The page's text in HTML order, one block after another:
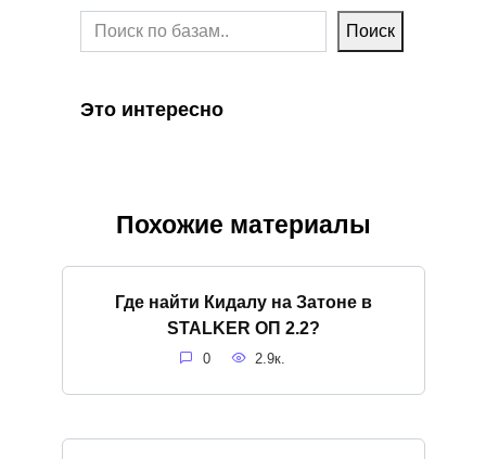
Поиск
Это интересно
Похожие материалы
Где найти Кидалу на Затоне в
STALKER ОП 2.2?
0 2.9к.